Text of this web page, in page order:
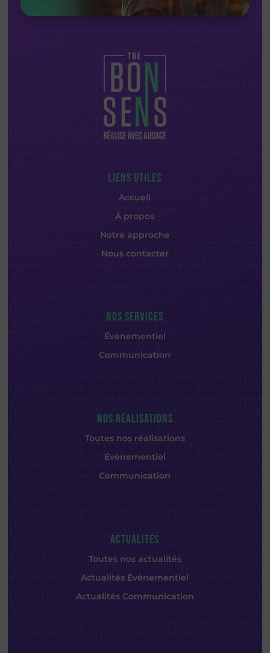
LIENS UTILES
Accueil
À propos
Notre approche
Nous contacter
NOS SERVICES
Évènementiel
Communication
NOS RÉALISATIONS
Toutes nos réalisations
Évènementiel
Communication
ACTUALITÉS
Toutes nos actualités
Actualités Évènementiel
Actualités Communication